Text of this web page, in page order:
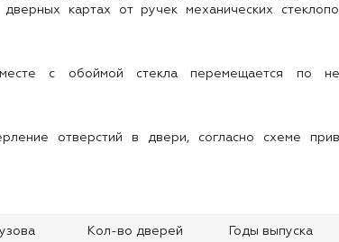
картах от ручек механических
с обоймой стекла перемещается по
отверстий в двери, согласно схеме
Кол-во дверей Годы выпуска